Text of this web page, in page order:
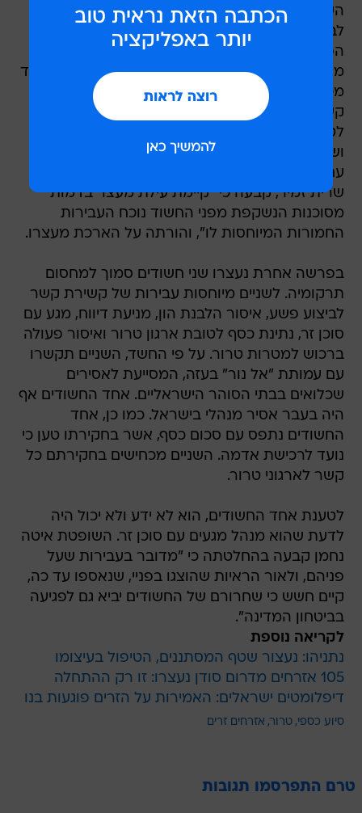
העברת הכספים של אזרחים זרים השוהים בישראל
לבני משפחותיהם, על מנת להעביר כספים לארגון
הפועל בשטחים ואשר הוכר כארגון טרור. המשטרה
מסרבת בשלב זה לחשוף באיזה ארגון מדובר. החשוד
מכחיש בחקירתו את העבירות המיוחסות לו, בהן
קשירת קשר לביצוע פשע, הלבנת הון, נתינת כסף
לטובת ארגון טרור, פעולה ברכוש למטרות טרור
ושיבוש מהלכי משפט.
עם זאת, שופטת בית משפט השלום בראשון לציון,
שרית זמיר, קבעה כי "קיימת עילת מעצר בדמות
מסוכנות הנשקפת מפני החשוד נוכח העבירות
החמורות המיוחסות לו", והורתה על הארכת מעצרו.
בפרשה אחרת נעצרו שני חשודים סמוך למחסום
תרקומיה. לשניים מיוחסות עבירות של קשירת קשר
לביצוע פשע, איסור הלבנת הון, מניעת דיווח, מגע עם
סוכן זר, נתינת כסף לטובת ארגון טרור ואיסור פעולה
ברכוש למטרות טרור. על פי החשד, השניים תקשרו
עם עמותת "אל נור" בעזה, המסייעת לאסירים
שכלואים בבתי הסוהר הישראליים. אחד החשודים אף
היה בעבר אסיר מנהלי בישראל. כמו כן, אחד
החשודים נתפס עם סכום כסף, אשר בחקירתו טען כי
נועד לרכישת אדמה. השניים מכחישים בחקירתם כל
קשר לארגוני טרור.
לטענת אחד החשודים, הוא לא ידע ולא יכול היה
לדעת שהוא מנהל מגעים עם סוכן זר. השופטת איטה
נחמן קבעה בהחלטתה כי "מדובר בעבירות שעל
פניהם, ולאור הראיות שהוצגו בפניי, שנאספו עד כה,
קיים חשש כי שחרורם של החשודים יביא גם לפגיעה
בביטחון המדינה".
לקריאה נוספת
נתניהו: נעצור שטף המסתננים, הטיפול בעיצומו
105 אזרחים מדרום סודן נעצרו: זו רק ההתחלה
דיפלומטים ישראלים: האמירות על הזרים פוגעות בנו
סיוע כספי טרור אזרחים זרים
טרם התפרסמו תגובות